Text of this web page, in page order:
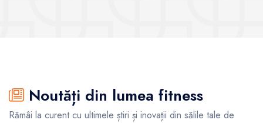
Noutăți din lumea fitness
Rămâi la curent cu ultimele știri și inovații din sălile tale de